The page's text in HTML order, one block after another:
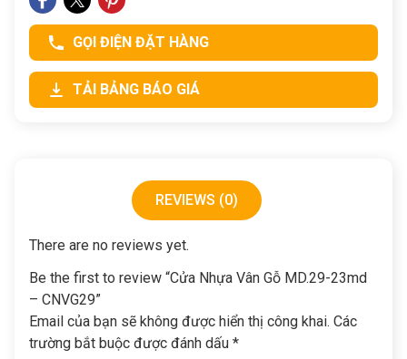
GỌI ĐIỆN ĐẶT HÀNG
TẢI BẢNG BÁO GIÁ
REVIEWS (0)
There are no reviews yet.
Be the first to review “Cửa Nhựa Vân Gỗ MD.29-23md
– CNVG29”
Email của bạn sẽ không được hiển thị công khai. Các
trường bắt buộc được đánh dấu *